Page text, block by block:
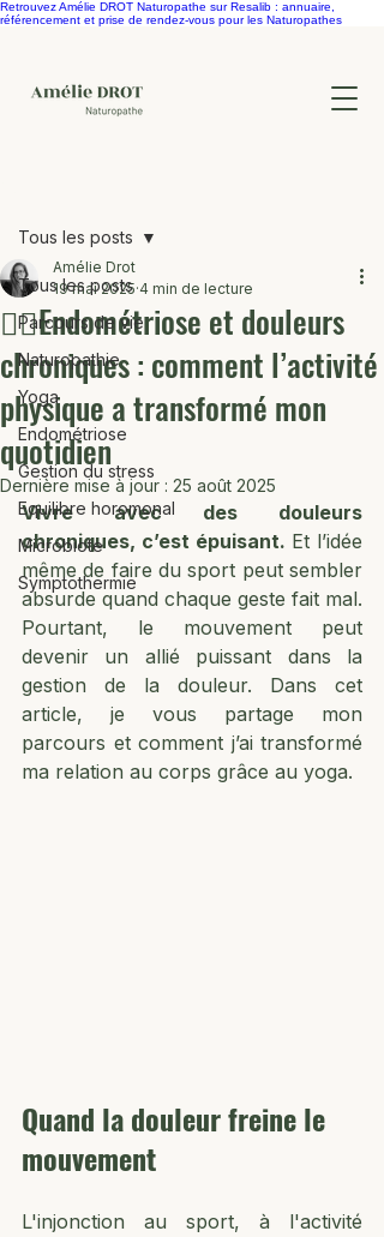
Retrouvez Amélie DROT Naturopathe sur Resalib : annuaire,
référencement et prise de rendez-vous pour les Naturopathes
Tous les posts
Parcours de vie
Naturopathie
Yoga
Endométriose
Gestion du stress
Equilibre horomonal
Microbiote
Symptothermie
Tous les posts
🏃‍♀️Endométriose et douleurs
chroniques : comment l’activité
physique a transformé mon
quotidien
Amélie Drot
19 mai 2025 4 min de lecture
Dernière mise à jour : 25 août 2025
Vivre avec des douleurs
chroniques, c’est épuisant. Et l’idée
même de faire du sport peut sembler
absurde quand chaque geste fait mal.
Pourtant, le mouvement peut
devenir un allié puissant dans la
gestion de la douleur. Dans cet
article, je vous partage mon
parcours et comment j’ai transformé
ma relation au corps grâce au yoga.
Quand la douleur freine le
mouvement
L'injonction au sport, à l'activité